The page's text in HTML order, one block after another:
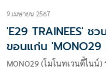
9 เมษายน 2567
'E29 TRAINEES' ช
ขอนแก่น 'MONO29
SONGKRAN
MONO29 (โมโนทเวนตี้ไนน์)